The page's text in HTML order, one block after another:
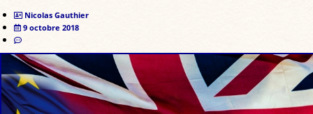
Nicolas Gauthier
9 octobre 2018